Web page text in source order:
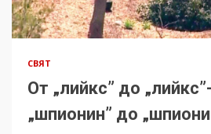
СВЯТ
От „лийкс” до
„шпионин” до